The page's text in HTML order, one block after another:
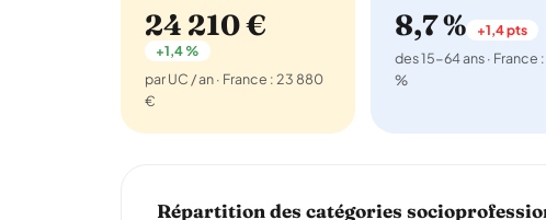
24 210 €
+1,4 %
par UC / an · France : 23 880
€
8,7 % +1,4 pts
des 15-64 ans · France
%
Répartition des catégories